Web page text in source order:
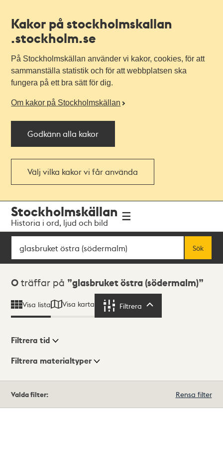
Kakor på stockholmskallan
.stockholm.se
På Stockholmskällan använder vi kakor, cookies, för att
sammanställa statistik och för att webbplatsen ska
fungera på ett bra sätt för dig.
Om kakor på Stockholmskällan
Godkänn alla kakor
Välj vilka kakor vi får använda
navigationen
huvudinnehållet
Stockholmskällan
Historia i ord, ljud och bild
Sök
Sök
Sökresultat
0 träffar på glasbruket östra (södermalm)
Visa lista Visa karta Filtrera
Visningsläge
Filtrera tid
Filtrera materialtyper
träffar
Valda filter: Rensa filter